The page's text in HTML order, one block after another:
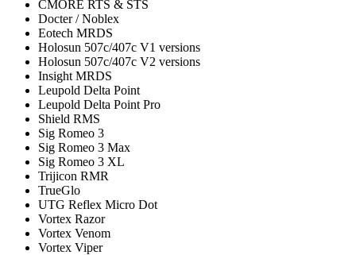
CMORE RTS & STS
Docter / Noblex
Eotech MRDS
Holosun 507c/407c V1 versions
Holosun 507c/407c V2 versions
Insight MRDS
Leupold Delta Point
Leupold Delta Point Pro
Shield RMS
Sig Romeo 3
Sig Romeo 3 Max
Sig Romeo 3 XL
Trijicon RMR
TrueGlo
UTG Reflex Micro Dot
Vortex Razor
Vortex Venom
Vortex Viper